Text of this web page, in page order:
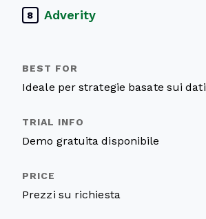
8 Adverity
Ideale per strategie basate sui dati
Demo gratuita disponibile
Prezzi su richiesta